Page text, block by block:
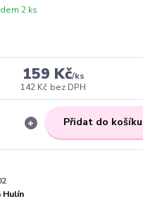
2 ks
159 Kč/ks
142 Kč bez DPH
Přidat do košíku
Hulín